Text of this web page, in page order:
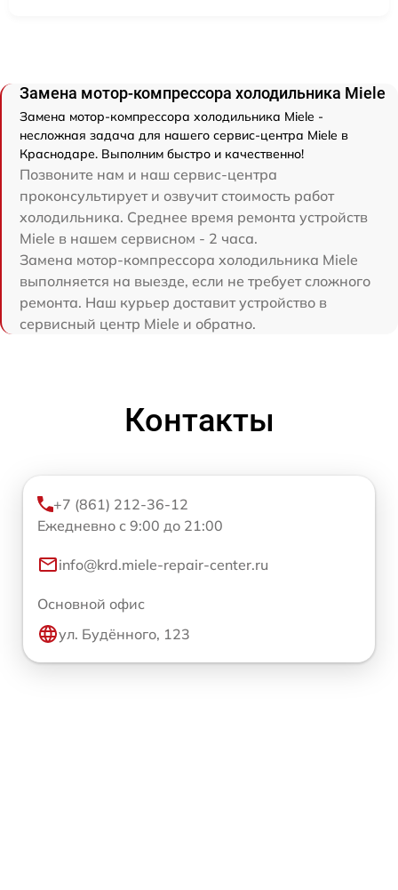
Замена мотор-компрессора холодильника Miele
Замена мотор-компрессора холодильника Miele -
несложная задача для нашего сервис-центра Miele в
Краснодаре. Выполним быстро и качественно!
Позвоните нам и наш сервис-центра
проконсультирует и озвучит стоимость работ
холодильника. Среднее время ремонта устройств
Miele в нашем сервисном - 2 часа.
Замена мотор-компрессора холодильника Miele
выполняется на выезде, если не требует сложного
ремонта. Наш курьер доставит устройство в
сервисный центр Miele и обратно.
Контакты
+7 (861) 212-36-12
Ежедневно с 9:00 до 21:00
info@krd.miele-repair-center.ru
Основной офис
ул. Будённого, 123